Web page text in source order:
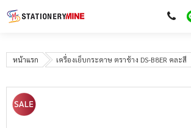
หน้าแรก เครื่องเย็บกระดาษ ตราช้าง DS-B8ER คละสี